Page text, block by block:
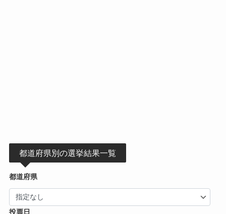
都道府県別の選挙結果一覧
都道府県
投票日